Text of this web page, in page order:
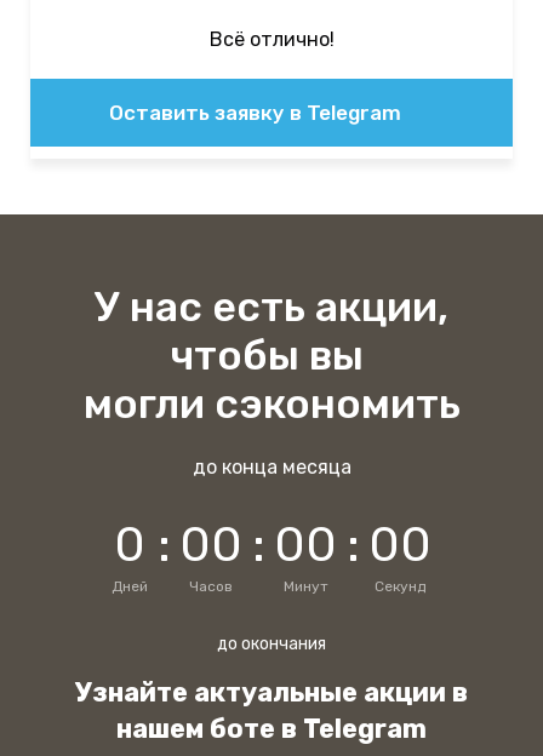
Всё отлично!
Оставить заявку в Telegram
У нас есть акции,
чтобы вы
могли сэкономить
до конца месяца
0
Дней
: 00
Часов
: 00
Минут
: 00
Секунд
до окончания
Узнайте актуальные акции в
нашем боте в Telegram